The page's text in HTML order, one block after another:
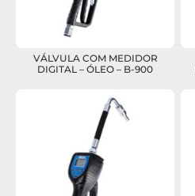
VÁLVULA COM MEDIDOR
DIGITAL – ÓLEO – B-900